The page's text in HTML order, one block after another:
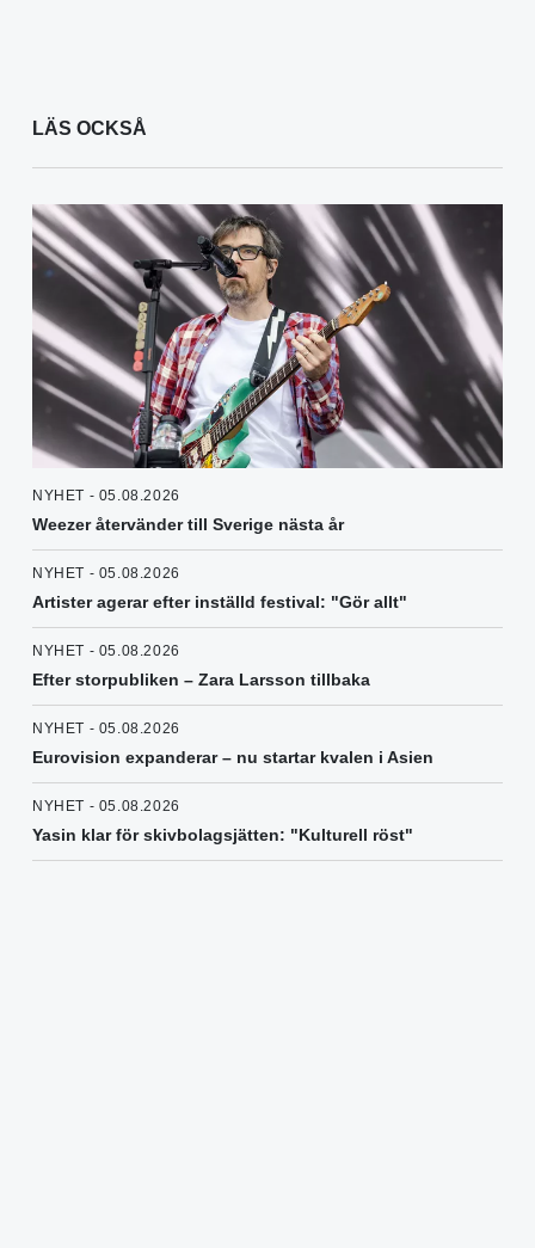
LÄS OCKSÅ
NYHET - 05.08.2026
Weezer återvänder till Sverige nästa år
NYHET - 05.08.2026
Artister agerar efter inställd festival: "Gör allt"
NYHET - 05.08.2026
Efter storpubliken – Zara Larsson tillbaka
NYHET - 05.08.2026
Eurovision expanderar – nu startar kvalen i Asien
NYHET - 05.08.2026
Yasin klar för skivbolagsjätten: "Kulturell röst"